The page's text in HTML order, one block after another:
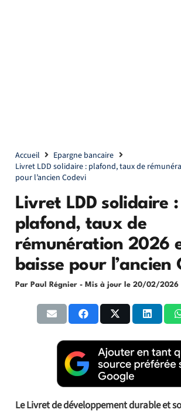
Accueil
Epargne bancaire
Livret LDD solidaire : plafond, taux de
pour l’ancien Codevi
Livret LDD solidaire :
plafond, taux de
rémunération 2026
baisse pour l’ancien
Par Paul Régnier - Mis à jour le 20/02/2026
Le Livret de développement durable et